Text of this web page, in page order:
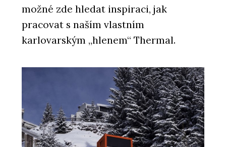
možné zde hledat inspiraci, jak
pracovat s naším vlastním
karlovarským „hlenem“ Thermal.